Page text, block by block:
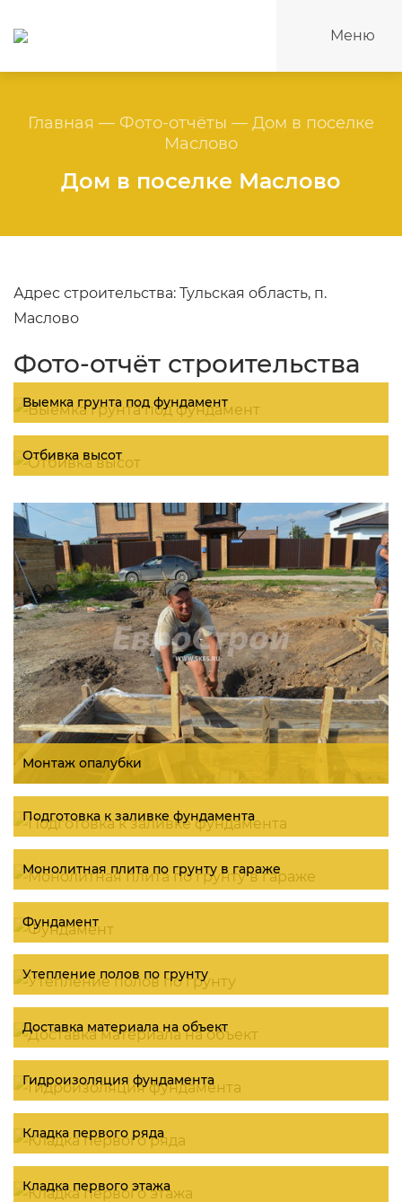
Меню
Главная — Фото-отчёты — Дом в поселке
Маслово
Дом в поселке Маслово
Адрес строительства: Тульская область, п.
Маслово
Фото-отчёт строительства
Выемка грунта под фундамент
Отбивка высот
Монтаж опалубки
Подготовка к заливке фундамента
Монолитная плита по грунту в гараже
Фундамент
Утепление полов по грунту
Доставка материала на объект
Гидроизоляция фундамента
Кладка первого ряда
Кладка первого этажа